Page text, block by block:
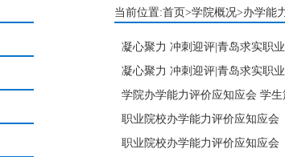
当前位置:首页>学院概况>办学能
凝心聚力 冲刺迎评|青岛求实职
凝心聚力 冲刺迎评|青岛求实职
学院办学能力评价应知应会 学生
职业院校办学能力评价应知应会
职业院校办学能力评价应知应会